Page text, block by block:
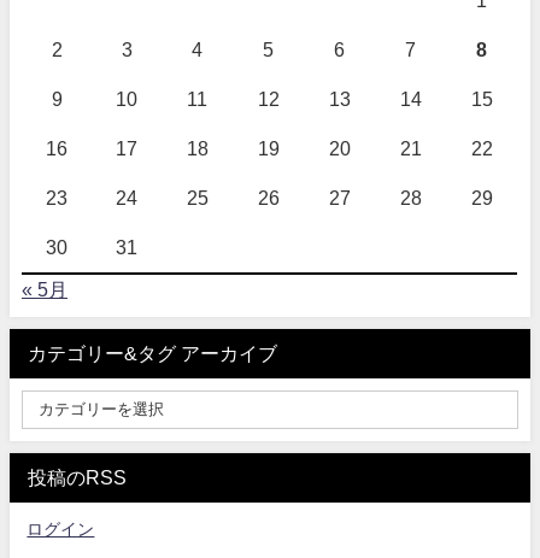
2 3 4 5 6 7 8
9 10 11 12 13 14 15
16 17 18 19 20 21 22
23 24 25 26 27 28 29
30 31
« 5月
カテゴリー&タグ アーカイブ
投稿のRSS
ログイン